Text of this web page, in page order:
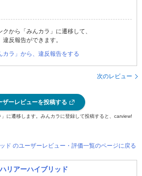
クから「みんカラ」に遷移して、
違反報告ができます。
カラ」から、違反報告をする
次のレビュー
ザーレビューを投稿する
に遷移します。みんカラに登録して投稿すると、carview!
ド のユーザーレビュー・評価一覧のページに戻る
リアーハイブリッド